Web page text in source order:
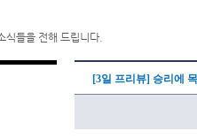
식들을 전해 드립니다.
[3일 프리뷰] 승리에